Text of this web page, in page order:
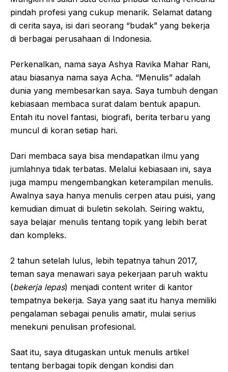
pindah profesi yang cukup menarik. Selamat datang
di cerita saya, isi dari seorang “budak” yang bekerja
di berbagai perusahaan di Indonesia.
Perkenalkan, nama saya Ashya Ravika Mahar Rani,
atau biasanya nama saya Acha. “Menulis” adalah
dunia yang membesarkan saya. Saya tumbuh dengan
kebiasaan membaca surat dalam bentuk apapun.
Entah itu novel fantasi, biografi, berita terbaru yang
muncul di koran setiap hari.
Dari membaca saya bisa mendapatkan ilmu yang
jumlahnya tidak terbatas. Melalui kebiasaan ini, saya
juga mampu mengembangkan keterampilan menulis.
Awalnya saya hanya menulis cerpen atau puisi, yang
kemudian dimuat di buletin sekolah. Seiring waktu,
saya belajar menulis tentang topik yang lebih berat
dan kompleks.
2 tahun setelah lulus, lebih tepatnya tahun 2017,
teman saya menawari saya pekerjaan paruh waktu
(bekerja lepas) menjadi content writer di kantor
tempatnya bekerja. Saya yang saat itu hanya memiliki
pengalaman sebagai penulis amatir, mulai serius
menekuni penulisan profesional.
Saat itu, saya ditugaskan untuk menulis artikel
tentang berbagai topik dengan kondisi dan